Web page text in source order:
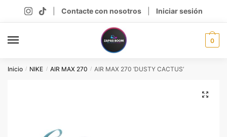
Contacte con nosotros Iniciar sesión
0
Inicio / NIKE / AIR MAX 270 / AIR MAX 270 ‘DUSTY CACTUS’
🔍